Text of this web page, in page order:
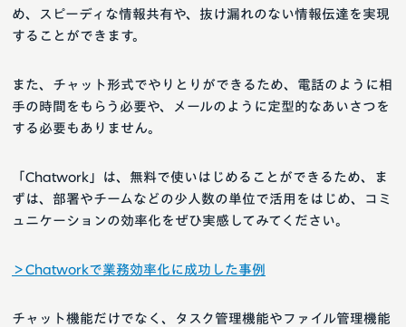
め、スピーディな情報共有や、抜け漏れのない情報伝達を実現
することができます。
また、チャット形式でやりとりができるため、電話のように相
手の時間をもらう必要や、メールのように定型的なあいさつを
する必要もありません。
「Chatwork」は、無料で使いはじめることができるため、ま
ずは、部署やチームなどの少人数の単位で活用をはじめ、コミ
ュニケーションの効率化をぜひ実感してみてください。
＞Chatworkで業務効率化に成功した事例
チャット機能だけでなく、タスク管理機能やファイル管理機能